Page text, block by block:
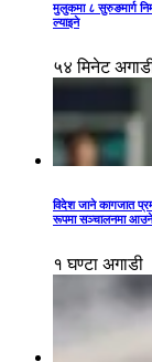
मुलुकमा ८ सुरुङमार्ग
ल्याइने
५४ मिनेट
विदेश जाने कागजात
रूपमा सञ्चालनमा आउने
१ घण्टा अगाडी